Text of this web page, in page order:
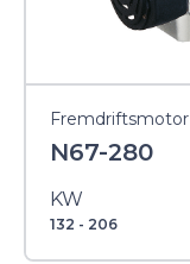
Fremdriftsmotor
N67-280
KW
132 - 206